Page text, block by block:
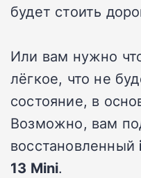
будет стоить
Или вам нужно
лёгкое, что не
состояние, в
Возможно, вам
восстановленный
13 Mini.